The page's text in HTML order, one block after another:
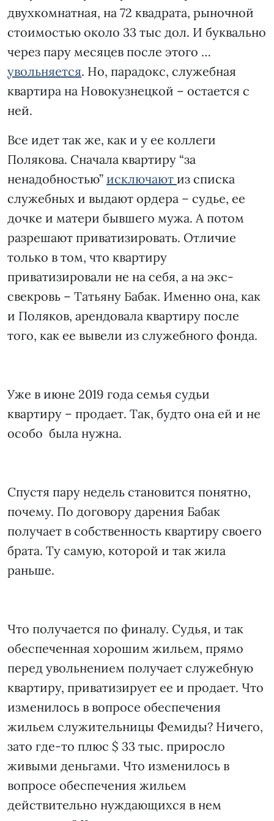
двухкомнатная, на 72 квадрата, рыночной
стоимостью около 33 тыс дол. И буквально
через пару месяцев после этого …
увольняется. Но, парадокс, служебная
квартира на Новокузнецкой – остается с
ней.
Все идет так же, как и у ее коллеги
Полякова. Сначала квартиру “за
ненадобностью” исключают из списка
служебных и выдают ордера – судье, ее
дочке и матери бывшего мужа. А потом
разрешают приватизировать. Отличие
только в том, что квартиру
приватизировали не на себя, а на экс-
свекровь – Татьяну Бабак. Именно она, как
и Поляков, арендовала квартиру после
того, как ее вывели из служебного фонда.
Уже в июне 2019 года семья судьи
квартиру – продает. Так, будто она ей и не
особо была нужна.
Спустя пару недель становится понятно,
почему. По договору дарения Бабак
получает в собственность квартиру своего
брата. Ту самую, которой и так жила
раньше.
Что получается по финалу. Судья, и так
обеспеченная хорошим жильем, прямо
перед увольнением получает служебную
квартиру, приватизирует ее и продает. Что
изменилось в вопросе обеспечения
жильем служительницы Фемиды? Ничего,
зато где-то плюс $ 33 тыс. приросло
живыми деньгами. Что изменилось в
вопросе обеспечения жильем
действительно нуждающихся в нем